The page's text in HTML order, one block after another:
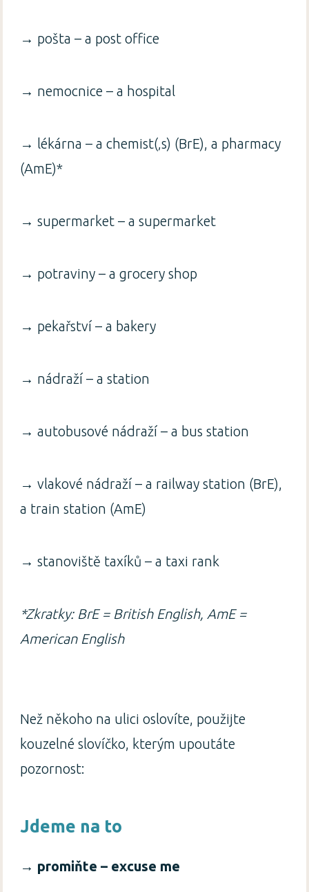
→ pošta – a post office
→ nemocnice – a hospital
→ lékárna – a chemist(‚s) (BrE), a pharmacy
(AmE)*
→ supermarket – a supermarket
→ potraviny – a grocery shop
→ pekařství – a bakery
→ nádraží – a station
→ autobusové nádraží – a bus station
→ vlakové nádraží – a railway station (BrE),
a train station (AmE)
→ stanoviště taxíků – a taxi rank
*Zkratky: BrE = British English, AmE =
American English
Než někoho na ulici oslovíte, použijte
kouzelné slovíčko, kterým upoutáte
pozornost:
Jdeme na to
→ promiňte – excuse me